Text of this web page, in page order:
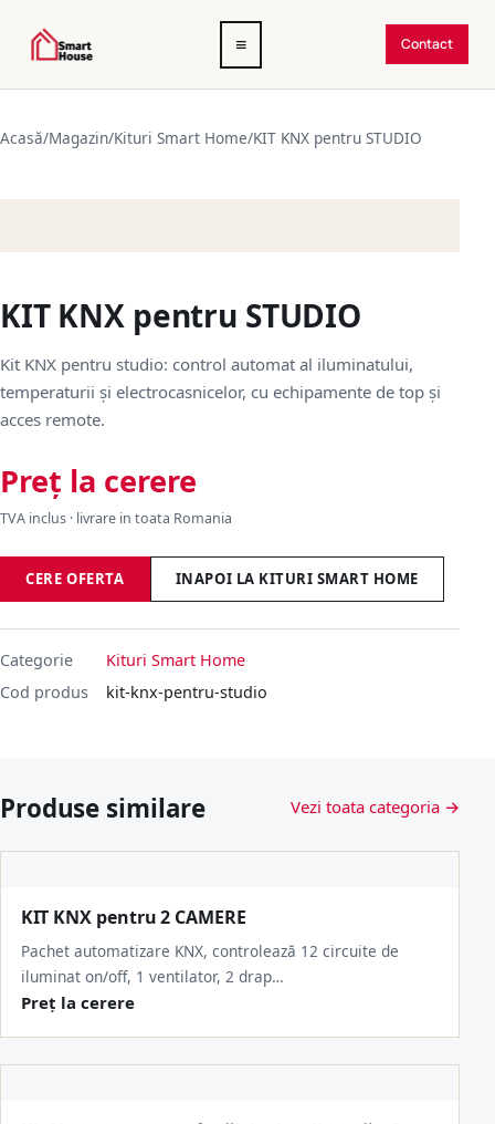
Deschide
meniul
≡ Contact
Acasă/Magazin/Kituri Smart Home/KIT KNX pentru STUDIO
KIT KNX pentru STUDIO
Kit KNX pentru studio: control automat al iluminatului,
temperaturii și electrocasnicelor, cu echipamente de top și
acces remote.
Preț la cerere
TVA inclus · livrare in toata Romania
CERE OFERTA INAPOI LA KITURI SMART HOME
Categorie
Kituri Smart Home
Cod produs
kit-knx-pentru-studio
Produse similare Vezi toata categoria →
KIT KNX pentru 2 CAMERE
Pachet automatizare KNX, controlează 12 circuite de
iluminat on/off, 1 ventilator, 2 drap…
Preț la cerere